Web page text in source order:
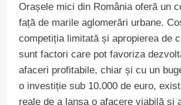
Orașele mici din România oferă un
față de marile aglomerări urbane.
competiția limitată și apropierea de
sunt factori care pot favoriza
afaceri profitabile, chiar și cu un
o investiție sub 10.000 de euro,
reale de a lansa o afacere viabilă și